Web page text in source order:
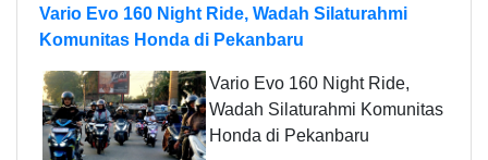
Vario Evo 160 Night Ride, Wadah Silaturahmi
Komunitas Honda di Pekanbaru
Vario Evo 160 Night Ride,
Wadah Silaturahmi Komunitas
Honda di Pekanbaru